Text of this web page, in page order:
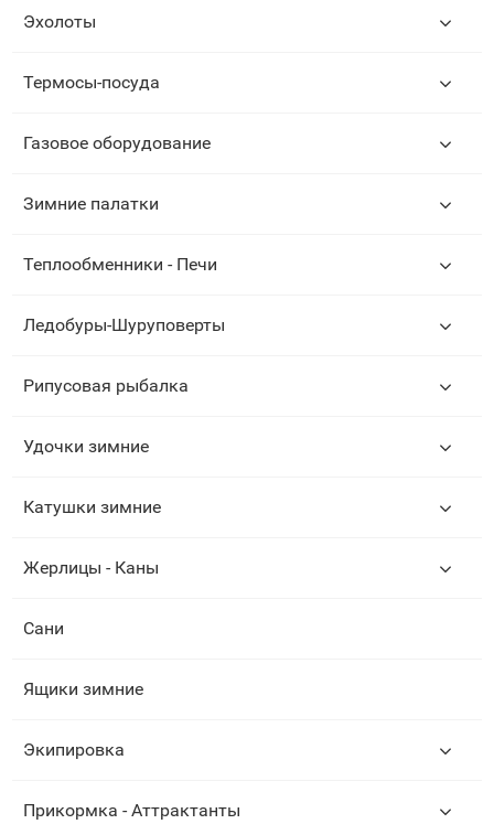
Эхолоты
Термосы-посуда
Газовое оборудование
Зимние палатки
Теплообменники - Печи
Ледобуры-Шуруповерты
Рипусовая рыбалка
Удочки зимние
Катушки зимние
Жерлицы - Каны
Сани
Ящики зимние
Экипировка
Прикормка - Аттрактанты